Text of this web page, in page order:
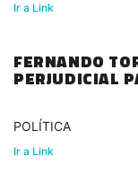
Ir a Link
FERNANDO
PERJUDICIAL
POLÍTICA
Ir a Link